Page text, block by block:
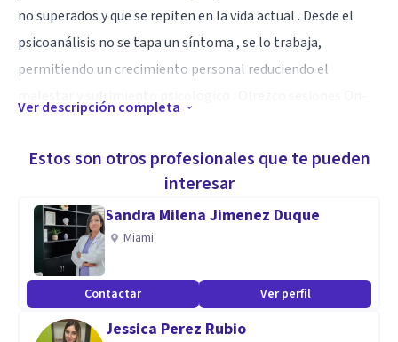
no superados y que se repiten en la vida actual . Desde el
psicoanálisis no se tapa un síntoma , se lo trabaja,
permitiendo un crecimiento personal reduciendo el
Especialidad
y de la ansiedad.
Aptitudes
Me especializo en el estudio del psicoanálisis desde
Sigmund Freud , Jacques Lacan, Jacques Alain Miller.
Ver descripción completa
Estos son otros profesionales que te pueden
interesar
Sandra Milena Jimenez Duque
Miami
Contactar Ver perfil
Jessica Perez Rubio